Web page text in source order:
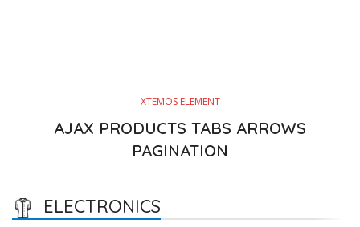
XTEMOS ELEMENT
AJAX PRODUCTS TABS ARROWS
PAGINATION
ELECTRONICS